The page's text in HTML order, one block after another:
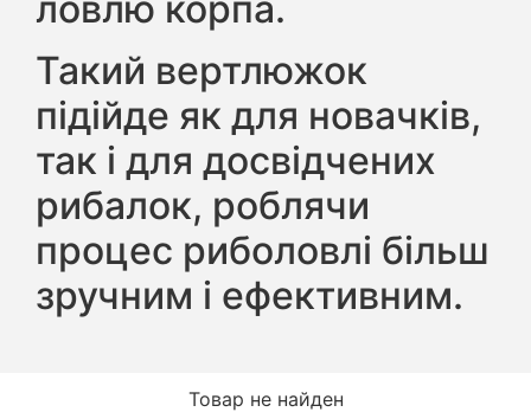
Такий вертлюжок
підійде як для новачків,
так і для досвідчених
рибалок, роблячи
процес риболовлі більш
зручним і ефективним.
Товар не найден